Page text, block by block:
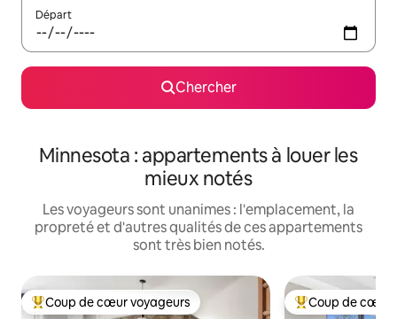
Départ
Chercher
Minnesota : appartements à louer les
mieux notés
Les voyageurs sont unanimes : l'emplacement, la
propreté et d'autres qualités de ces appartements
sont très bien notés.
Coup de cœur voyageurs parmi les plus aimés
Coup de cœur voyageurs Coup de cœur
Coup de cœur